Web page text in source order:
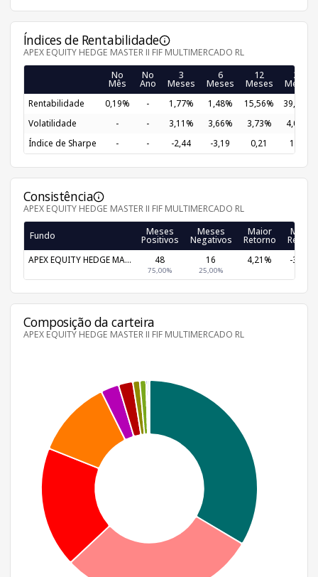
Índices de Rentabilidade
APEX EQUITY HEDGE MASTER II FIF MULTIMERCADO RL
No
Mês
No
Ano
3
Meses
6
Meses
12
Meses
24
Meses
Rentabilidade 0,19% - 1,77% 1,48% 15,56%
39,19%
Volatilidade
- - 3,11% 3,66% 3,73%
4,09%
Índice de Sharpe
- - -2,44 -3,19 0,21 1,07
Consistência
APEX EQUITY HEDGE MASTER II FIF MULTIMERCADO RL
Fundo Meses
Positivos
Meses
Negativos
Maior
Retorno
Menor
APEX EQUITY HEDGE MA... 48
75,00%
16
25,00%
4,21% -3,19%
Composição da carteira
APEX EQUITY HEDGE MASTER II FIF MULTIMERCADO RL